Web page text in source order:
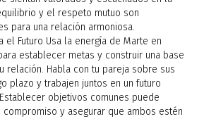
y el respeto mutuo son
para una relación armoniosa.
el Futuro Usa la energía de Marte en
establecer metas y construir una base
relación. Habla con tu pareja sobre sus
plazo y trabajen juntos en un futuro
objetivos comunes puede
y asegurar que ambos estén